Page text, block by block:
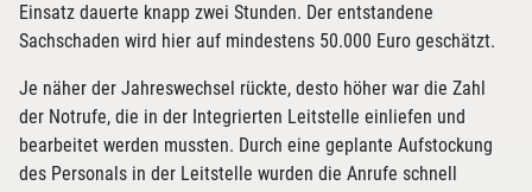
Einsatz dauerte knapp zwei Stunden. Der entstandene
Sachschaden wird hier auf mindestens 50.000 Euro geschätzt.
Je näher der Jahreswechsel rückte, desto höher war die Zahl
der Notrufe, die in der Integrierten Leitstelle einliefen und
bearbeitet werden mussten. Durch eine geplante Aufstockung
des Personals in der Leitstelle wurden die Anrufe schnell